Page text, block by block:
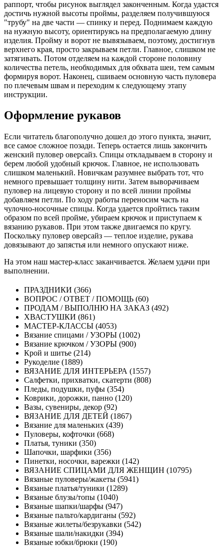
раппорт, чтобы рисунок выглядел законченным. Когда удастся
достичь нужной высоты проймы, разделяем получившуюся
"трубу" на две части — спинку и перед. Поднимаем каждую
на нужную высоту, ориентируясь на предполагаемую длину
изделия. Пройму и ворот не вывязываем, поэтому, достигнув
верхнего края, просто закрываем петли. Главное, слишком не
затягивать. Потом отделяем на каждой стороне половину
количества петель, необходимых для обхвата шеи, тем самым
формируя ворот. Наконец, сшиваем основную часть пуловера
по плечевым швам и переходим к следующему этапу
инструкции.
Оформление рукавов
Если читатель благополучно дошел до этого пункта, значит,
все самое сложное позади. Теперь остается лишь закончить
женский пуловер оверсайз. Спицы откладываем в сторону и
берем любой удобный крючок. Главное, не использовать
слишком маленький. Новичкам разумнее выбрать тот, что
немного превышает толщину нити. Затем выворачиваем
пуловер на лицевую сторону и по всей линии проймы
добавляем петли. По ходу работы переносим часть на
чулочно-носочные спицы. Когда удается пройтись таким
образом по всей пройме, убираем крючок и приступаем к
вязанию рукавов. При этом также двигаемся по кругу.
Поскольку пуловер оверсайз — теплое изделие, рукава
довязывают до запястья или немного опускают ниже.
На этом наш мастер-класс заканчивается. Желаем удачи при
выполнении.
ПРАЗДНИКИ (366)
ВОПРОС / ОТВЕТ / ПОМОЩЬ (60)
ПРОДАМ / ВЫПОЛНЮ НА ЗАКАЗ (492)
ХВАСТУШКИ (861)
МАСТЕР-КЛАССЫ (4053)
Вязание спицами / УЗОРЫ (1002)
Вязание крючком / УЗОРЫ (900)
Крой и шитье (214)
Рукоделие (1889)
ВЯЗАНИЕ ДЛЯ ИНТЕРЬЕРА (1557)
Салфетки, прихватки, скатерти (808)
Пледы, подушки, пуфы (354)
Коврики, дорожки, панно (120)
Вазы, сувениры, декор (92)
ВЯЗАНИЕ ДЛЯ ДЕТЕЙ (1867)
Вязание для маленьких (439)
Пуловеры, кофточки (668)
Платья, туники (350)
Шапочки, шарфики (356)
Пинетки, носочки, варежки (142)
ВЯЗАНИЕ СПИЦАМИ ДЛЯ ЖЕНЩИН (10795)
Вязаные пуловеры/жакеты (5941)
Вязаные платья/туники (1289)
Вязаные блузы/топы (1040)
Вязаные шапки/шарфы (947)
Вязаные пальто/кардиганы (592)
Вязаные жилеты/безрукавки (542)
Вязаные шали/накидки (394)
Вязаные юбки/брюки (190)